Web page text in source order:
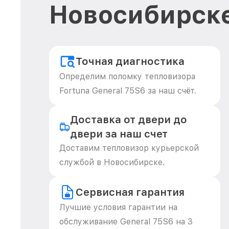
Точная диагностика
Определим поломку тепловизора
Fortuna General 75S6 за наш счёт.
Доставка от двери до
двери за наш счет
Доставим тепловизор курьерской
службой в Новосибирске.
Сервисная гарантия
Лучшие условия гарантии на
обслуживание General 75S6 на 3